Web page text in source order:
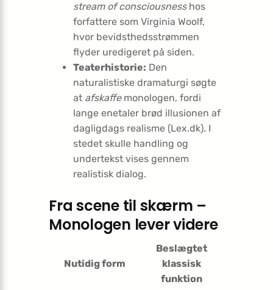
stream of consciousnesshos
forfattere som Virginia Woolf,
hvor bevidsthedsstrømmen
flyder uredigeret på siden.
Teaterhistorie: Den
naturalistiske dramaturgi søgte
at afskaffemonologen, fordi
lange enetaler brød illusionen af
dagligdags realisme (Lex.dk). I
stedet skulle handling og
undertekst vises gennem
realistisk dialog.
Fra scene til skærm –
Monologen lever videre
Nutidig form
Beslægtet
klassisk
funktion